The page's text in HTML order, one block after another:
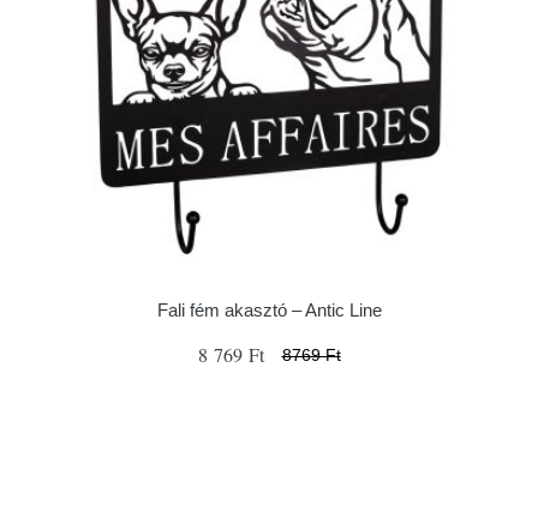
Fali fém akasztó – Antic Line
8 769 Ft 8769 Ft